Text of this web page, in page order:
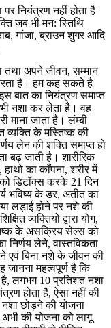
पर नियंत्रण नहीं होता है
जब भी मन: स्तिथि
गांजा, ब्राउन शुगर आदि
तथा अपने जीवन, सम्मान
है। हम कह सकते है
बात का नियंत्रण समाप्त
भी नशा कर लेता है। वह
माना जाता है। लंम्बी
व्यक्ति के मस्तिष्क की
लेन की शक्ति समाप्त हो
बढ़ जाती है। शारीरिक
हाथो का काँपना, शरीर में
डिटॉक्स करके 21 दिन
भविष्य के डर, अतीत का
लड़ाई होने पर नशे की
व्यक्तियों द्वारा योग,
के असक्रिय सेल्स को
लेने, वास्तविकता
एवं बिना नशे के जीवन की
महत्वपूर्ण है कि
है, लगभग 10 प्रतिशत नशा
होता है, ऐसा नहीं की
नशा छोड़ने की योजना
की योजना को लागू